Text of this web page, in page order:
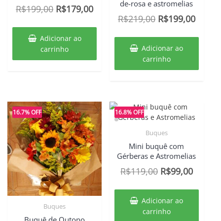
R$199,00 O
original
era:
R$199,00.
R$179,00O
R$179,00.
Adicionar ao
carrinho
de-rosa e astromelias
R$219,00 O
original
era:
R$219,00.
R$199,00O
Adicionar ao
carrinho
16.7% OFF
Buques
16.8% OFF
Buques
Mini buquê com
Gérberas e Astromelias
R$119,00 O
original
era:
R$99,00O
Adicionar ao
carrinho